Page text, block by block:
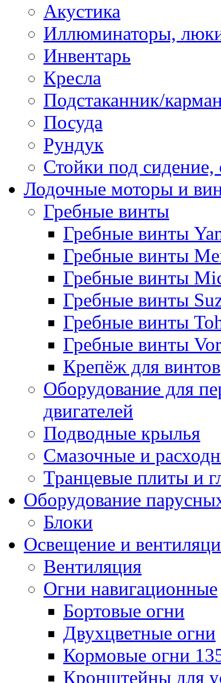
Акустика
Иллюминаторы,
Инвентарь
Кресла
Подстаканник/
Посуда
Рундук
Стойки под
Лодочные моторы и
Гребные винты
Гребные винты
Гребные винты
Гребные винты
Гребные винты
Гребные винты
Гребные винты
Крепёж для винтов
Оборудование для
двигателей
Подводные крылья
Смазочные и
Транцевые плиты и
Оборудование
Блоки
Освещение и
Вентиляция
Огни навигационные
Бортовые огни
Двухцветные огни
Кормовые огни
Кронштейны для